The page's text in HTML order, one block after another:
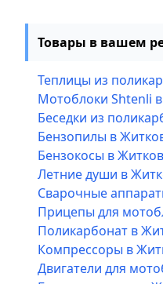
Товары в вашем
Теплицы из
Мотоблоки Shtenli
Беседки из
Бензопилы в
Бензокосы в
Летние души в
Сварочные
Прицепы для
Поликарбонат в
Компрессоры в
Двигатели для